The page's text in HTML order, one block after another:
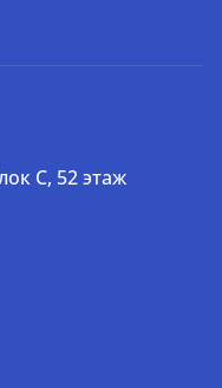
С, 52 этаж